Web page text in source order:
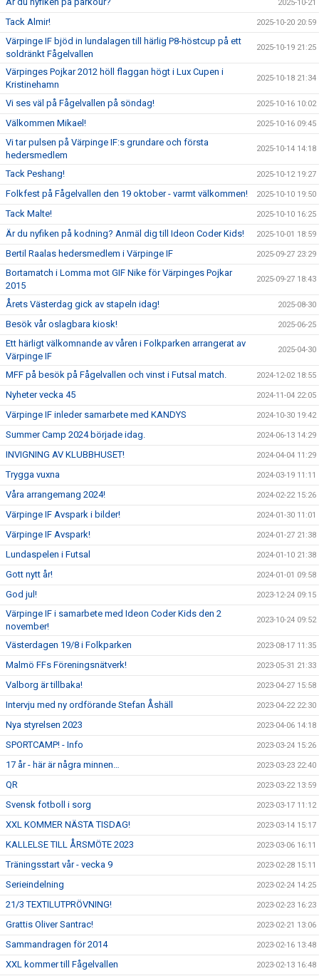
2025-10-21
Tack Almir! 2025-10-20 20:59
Värpinge IF bjöd in lundalagen till härlig P8-höstcup på ett
soldränkt Fågelvallen
2025-10-19 21:25
Värpinges Pojkar 2012 höll flaggan högt i Lux Cupen i
Kristinehamn
2025-10-18 21:34
Vi ses väl på Fågelvallen på söndag! 2025-10-16 10:02
Välkommen Mikael! 2025-10-16 09:45
Vi tar pulsen på Värpinge IF:s grundare och första
hedersmedlem
2025-10-14 14:18
Tack Peshang! 2025-10-12 19:27
Folkfest på Fågelvallen den 19 oktober - varmt välkommen! 2025-10-10 19:50
Tack Malte! 2025-10-10 16:25
Är du nyfiken på kodning? Anmäl dig till Ideon Coder Kids! 2025-10-01 18:59
Bertil Raalas hedersmedlem i Värpinge IF 2025-09-27 23:29
Bortamatch i Lomma mot GIF Nike för Värpinges Pojkar
2015
2025-09-27 18:43
Årets Västerdag gick av stapeln idag! 2025-08-30
Besök vår oslagbara kiosk! 2025-06-25
Ett härligt välkomnande av våren i Folkparken arrangerat av
Värpinge IF
2025-04-30
MFF på besök på Fågelvallen och vinst i Futsal match. 2024-12-02 18:55
Nyheter vecka 45 2024-11-04 22:05
Värpinge IF inleder samarbete med KANDYS 2024-10-30 19:42
Summer Camp 2024 började idag. 2024-06-13 14:29
INVIGNING AV KLUBBHUSET! 2024-04-04 11:29
Trygga vuxna 2024-03-19 11:11
Våra arrangemang 2024! 2024-02-22 15:26
Värpinge IF Avspark i bilder! 2024-01-30 11:01
Värpinge IF Avspark! 2024-01-27 21:38
Lundaspelen i Futsal 2024-01-10 21:38
Gott nytt år! 2024-01-01 09:58
God jul! 2023-12-24 09:15
Värpinge IF i samarbete med Ideon Coder Kids den 2
november!
2023-10-24 09:52
Västerdagen 19/8 i Folkparken 2023-08-17 11:35
Malmö FFs Föreningsnätverk! 2023-05-31 21:33
Valborg är tillbaka! 2023-04-27 15:58
Intervju med ny ordförande Stefan Åshäll 2023-04-22 22:30
Nya styrelsen 2023 2023-04-06 14:18
SPORTCAMP! - Info 2023-03-24 15:26
17 år - här är några minnen… 2023-03-23 22:40
QR 2023-03-22 13:59
Svensk fotboll i sorg 2023-03-17 11:12
XXL KOMMER NÄSTA TISDAG! 2023-03-14 15:17
KALLELSE TILL ÅRSMÖTE 2023 2023-03-06 16:11
Träningsstart vår - vecka 9 2023-02-28 15:11
Serieindelning 2023-02-24 14:25
21/3 TEXTILUTPRÖVNING! 2023-02-23 16:23
Grattis Oliver Santrac! 2023-02-21 13:06
Sammandragen för 2014 2023-02-16 13:48
XXL kommer till Fågelvallen 2023-02-13 16:48